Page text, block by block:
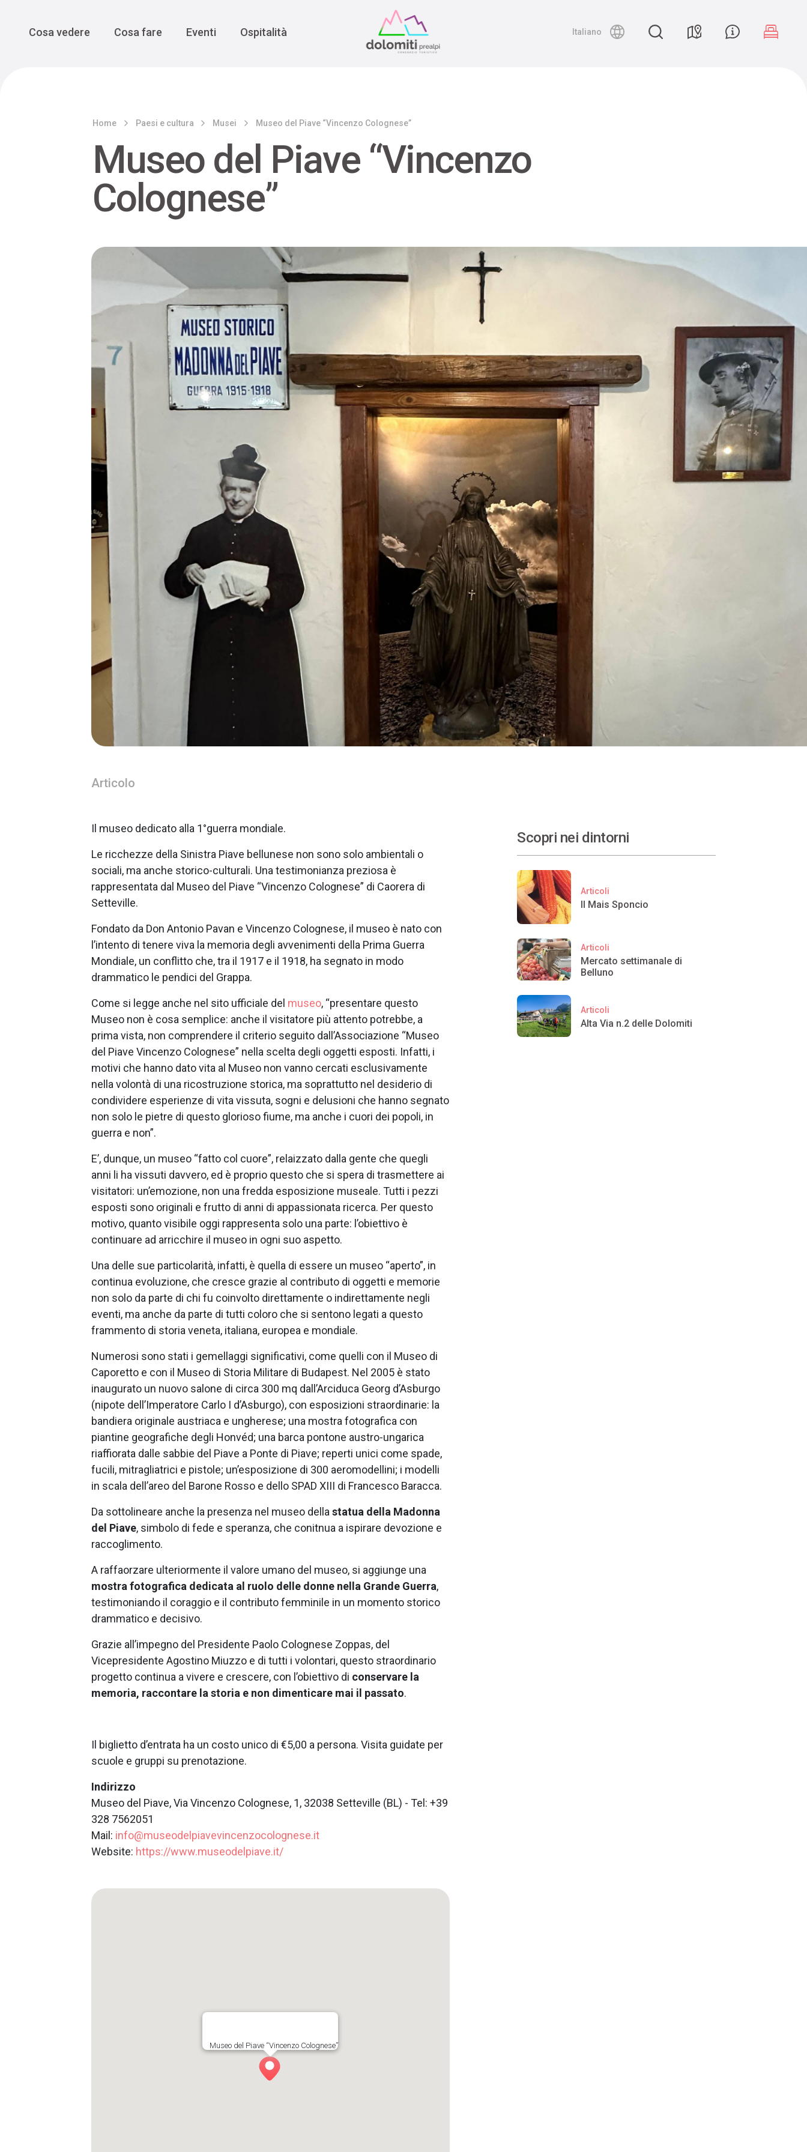
Main Navigation
Cosa vedere Cosa fare Eventi Ospitalità Italiano
Home Paesi e cultura Musei Museo del Piave “Vincenzo Colognese”
Museo del Piave “Vincenzo
Colognese”
Articolo
Il museo dedicato alla 1°guerra mondiale.
Le ricchezze della Sinistra Piave bellunese non sono solo ambientali o
sociali, ma anche storico-culturali. Una testimonianza preziosa è
rappresentata dal Museo del Piave “Vincenzo Colognese” di Caorera di
Setteville.
Fondato da Don Antonio Pavan e Vincenzo Colognese, il museo è nato con
l’intento di tenere viva la memoria degli avvenimenti della Prima Guerra
Mondiale, un conflitto che, tra il 1917 e il 1918, ha segnato in modo
drammatico le pendici del Grappa.
Come si legge anche nel sito ufficiale del museo, “presentare questo
Museo non è cosa semplice: anche il visitatore più attento potrebbe, a
prima vista, non comprendere il criterio seguito dall’Associazione “Museo
del Piave Vincenzo Colognese” nella scelta degli oggetti esposti. Infatti, i
motivi che hanno dato vita al Museo non vanno cercati esclusivamente
nella volontà di una ricostruzione storica, ma soprattutto nel desiderio di
condividere esperienze di vita vissuta, sogni e delusioni che hanno segnato
non solo le pietre di questo glorioso fiume, ma anche i cuori dei popoli, in
guerra e non”.
E’, dunque, un museo “fatto col cuore”, relaizzato dalla gente che quegli
anni li ha vissuti davvero, ed è proprio questo che si spera di trasmettere ai
visitatori: un’emozione, non una fredda esposizione museale. Tutti i pezzi
esposti sono originali e frutto di anni di appassionata ricerca. Per questo
motivo, quanto visibile oggi rappresenta solo una parte: l’obiettivo è
continuare ad arricchire il museo in ogni suo aspetto.
Una delle sue particolarità, infatti, è quella di essere un museo “aperto”, in
continua evoluzione, che cresce grazie al contributo di oggetti e memorie
non solo da parte di chi fu coinvolto direttamente o indirettamente negli
eventi, ma anche da parte di tutti coloro che si sentono legati a questo
frammento di storia veneta, italiana, europea e mondiale.
Numerosi sono stati i gemellaggi significativi, come quelli con il Museo di
Caporetto e con il Museo di Storia Militare di Budapest. Nel 2005 è stato
inaugurato un nuovo salone di circa 300 mq dall’Arciduca Georg d’Asburgo
(nipote dell’Imperatore Carlo I d’Asburgo), con esposizioni straordinarie: la
bandiera originale austriaca e ungherese; una mostra fotografica con
piantine geografiche degli Honvéd; una barca pontone austro-ungarica
riaffiorata dalle sabbie del Piave a Ponte di Piave; reperti unici come spade,
fucili, mitragliatrici e pistole; un’esposizione di 300 aeromodellini; i modelli
in scala dell’areo del Barone Rosso e dello SPAD XIII di Francesco Baracca.
Da sottolineare anche la presenza nel museo della statua della Madonna
del Piave, simbolo di fede e speranza, che conitnua a ispirare devozione e
raccoglimento.
A raffaorzare ulteriormente il valore umano del museo, si aggiunge una
mostra fotografica dedicata al ruolo delle donne nella Grande Guerra,
testimoniando il coraggio e il contributo femminile in un momento storico
drammatico e decisivo.
Grazie all’impegno del Presidente Paolo Colognese Zoppas, del
Vicepresidente Agostino Miuzzo e di tutti i volontari, questo straordinario
progetto continua a vivere e crescere, con l’obiettivo di conservare la
memoria, raccontare la storia e non dimenticare mai il passato.
Il biglietto d’entrata ha un costo unico di €5,00 a persona. Visita guidate per
scuole e gruppi su prenotazione.
Indirizzo
Museo del Piave, Via Vincenzo Colognese, 1, 32038 Setteville (BL) - Tel: +39
328 7562051
Mail: info@museodelpiavevincenzocolognese.it
Website: https://www.museodelpiave.it/
Museo del Piave “Vincenzo Colognese”
Scopri nei dintorni
Articoli
Il Mais Sponcio
Articoli
Mercato settimanale di
Belluno
Articoli
Alta Via n.2 delle Dolomiti